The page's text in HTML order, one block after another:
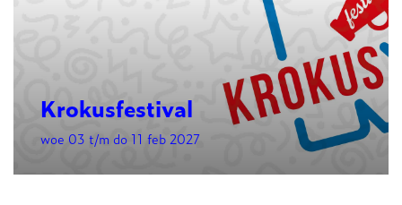
Krokusfestival
woe 03 t/m do 11 feb 2027